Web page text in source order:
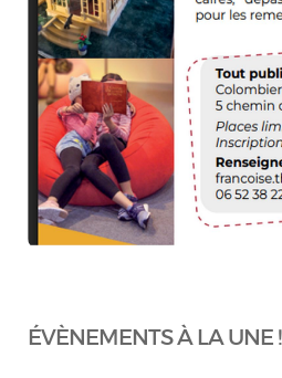
ÉVÈNEMENTS À LA UNE !